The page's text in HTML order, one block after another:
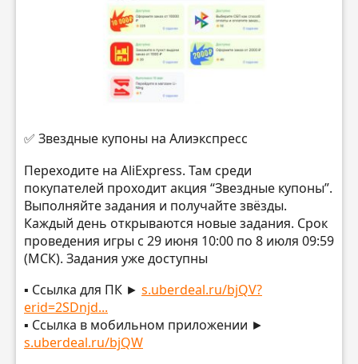
✅ Звездные купоны на Алиэкспресс
Переходите на AliExpress. Там среди
покупателей проходит акция “Звездные купоны”.
Выполняйте задания и получайте звёзды.
Каждый день открываются новые задания. Срок
проведения игры с 29 июня 10:00 по 8 июля 09:59
(МСК). Задания уже доступны
▪️ Ссылка для ПК ► s.uberdeal.ru/bjQV?
erid=2SDnjd...
▪️ Ссылка в мобильном приложении ►
s.uberdeal.ru/bjQW